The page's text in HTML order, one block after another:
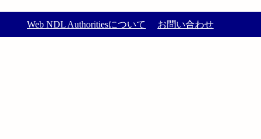
Web NDL Authoritiesについて お問い合わせ